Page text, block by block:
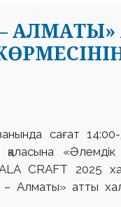
сағат
CRAFT 2025
Алматы» атты